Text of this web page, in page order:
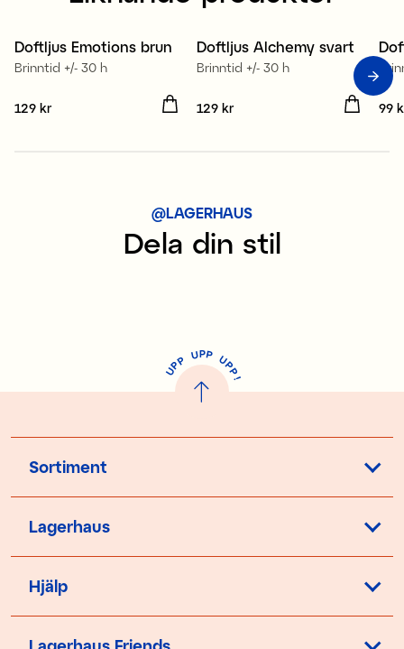
Doftljus Emotions brun
Brinntid +/- 30 h
Pris :129 kr
129 kr
Doftljus Alchemy svart
Brinntid +/- 30 h
Pris :129 kr
129 kr Pris
99
@LAGERHAUS
Dela din stil
U
P
P UPP UP
P
!
Sortiment
Lagerhaus
Hjälp